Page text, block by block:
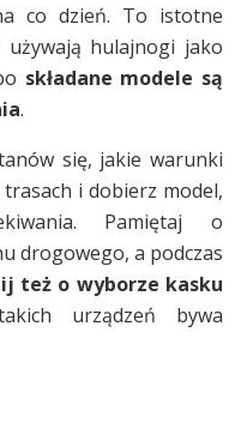
co dzień. To istotne
hulajnogi jako
składane modele są
.
się, jakie warunki
i dobierz model,
Pamiętaj o
drogowego, a podczas
też o wyborze kasku
urządzeń bywa